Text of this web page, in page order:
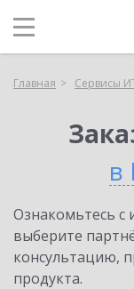
Главная Сервисы
в
Ознакомьтесь
выберите
консультацию,
продукта.